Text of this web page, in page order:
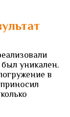
уникален.
в